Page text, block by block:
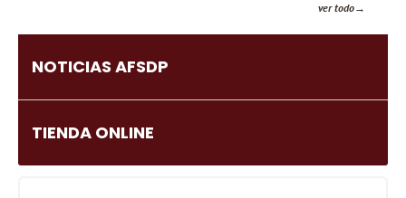
ver todo
NOTICIAS AFSDP
TIENDA ONLINE